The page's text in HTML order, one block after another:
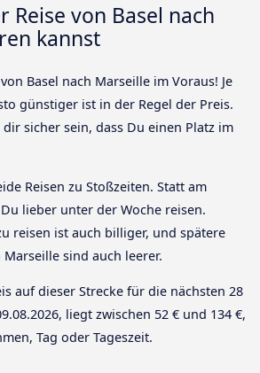
Reise von Basel nach
kannst
Basel nach Marseille im Voraus! Je
günstiger ist in der Regel der Preis.
sicher sein, dass Du einen Platz im
Reisen zu Stoßzeiten. Statt am
lieber unter der Woche reisen.
reisen ist auch billiger, und spätere
Marseille sind auch leerer.
auf dieser Strecke für die nächsten 28
, liegt zwischen 52 € und 134 €,
Tag oder Tageszeit.